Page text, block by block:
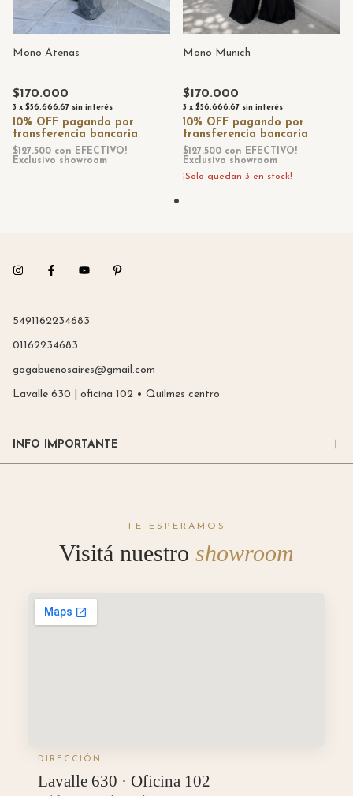
Mono Atenas
$170.000
3 x $56.666,67 sin interés
$127.500 con EFECTIVO!
Exclusivo showroom
Mono Munich
$170.000
3 x $56.666,67 sin interés
$127.500 con EFECTIVO!
Exclusivo showroom
¡Solo quedan 3 en stock!
5491162234683
01162234683
gogabuenosaires@gmail.com
Lavalle 630 | oficina 102 • Quilmes centro
INFO IMPORTANTE
TE ESPERAMOS
Visitá nuestro showroom
DIRECCIÓN
Lavalle 630 · Oficina 102